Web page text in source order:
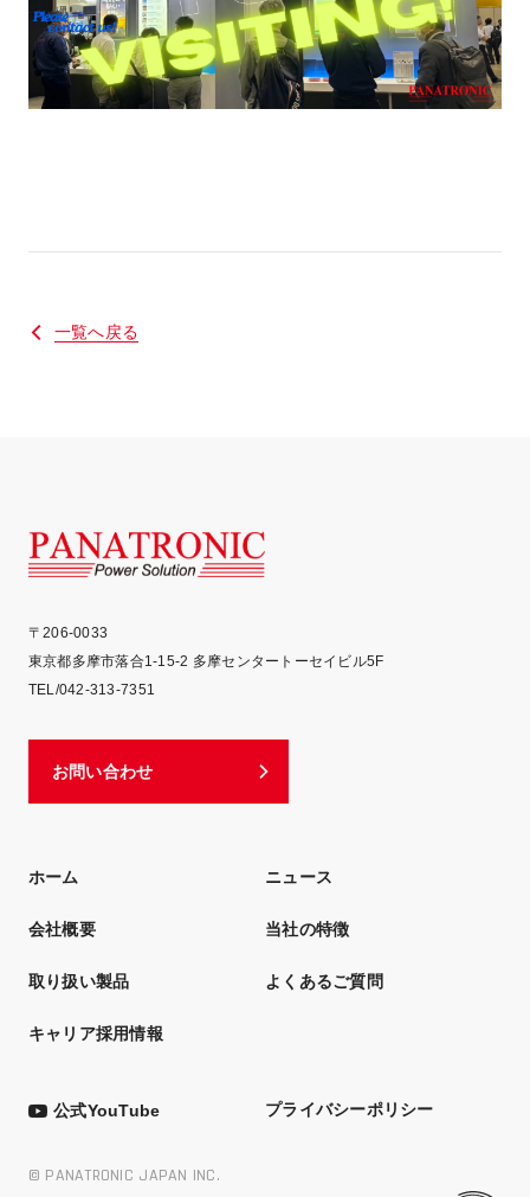
一覧へ戻る
〒206-0033
東京都多摩市落合1-15-2 多摩センタートーセイビル5F
TEL/042-313-7351
お問い合わせ
ホーム ニュース
会社概要 当社の特徴
取り扱い製品 よくあるご質問
キャリア採用情報
公式YouTube プライバシーポリシー
© PANATRONIC JAPAN INC.